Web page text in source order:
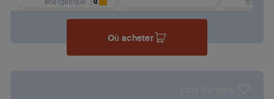
Où acheter